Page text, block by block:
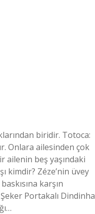
biridir. Totoca:
Onlara ailesinden çok
ailenin beş yaşındaki
kimdir? Zéze’nin üvey
karşın
Portakalı Dindinha